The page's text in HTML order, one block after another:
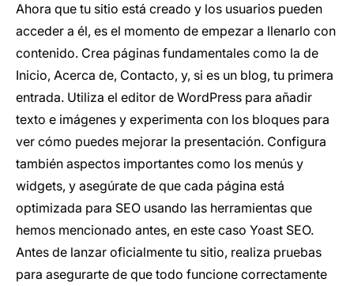
Ahora que tu sitio está creado y los usuarios pueden
acceder a él, es el momento de empezar a llenarlo con
contenido. Crea páginas fundamentales como la de
Inicio, Acerca de, Contacto, y, si es un blog, tu primera
entrada. Utiliza el editor de WordPress para añadir
texto e imágenes y experimenta con los bloques para
ver cómo puedes mejorar la presentación. Configura
también aspectos importantes como los menús y
widgets, y asegúrate de que cada página está
optimizada para SEO usando las herramientas que
hemos mencionado antes, en este caso Yoast SEO.
Antes de lanzar oficialmente tu sitio, realiza pruebas
para asegurarte de que todo funcione correctamente